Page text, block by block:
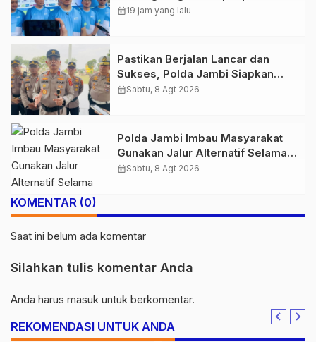
Jambi Ucapkan Terimakasih dan
calendar_month19 jam yang lalu
Pastikan Berjalan Lancar dan
Sukses, Polda Jambi Siapkan
Pengamanan Berlapis untuk 8.750
calendar_monthSabtu, 8 Agt 2026
Polda Jambi Imbau Masyarakat
Gunakan Jalur Alternatif Selama
Pelaksanaan Presisi Merdeka Run
calendar_monthSabtu, 8 Agt 2026
KOMENTAR (0)
Saat ini belum ada komentar
Silahkan tulis komentar Anda
Anda harus masuk untuk berkomentar.
REKOMENDASI UNTUK ANDA